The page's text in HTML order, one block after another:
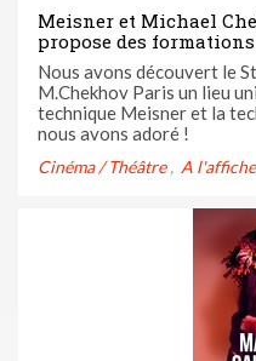
Meisner et Michael Chekhov : le
propose des
Nous avons découvert le
M.Chekhov Paris un lieu
technique Meisner et la
nous avons adoré !
Cinéma / Théâtre A l'affiche